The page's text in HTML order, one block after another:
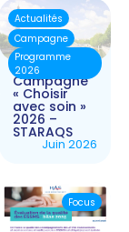
Campagne
« Choisir
avec soin »
2026 –
STARAQS
Juin 2026
Actualités
Campagne
Programme
2026
Focus